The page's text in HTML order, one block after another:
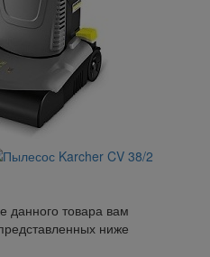
данного товара вам
ниже